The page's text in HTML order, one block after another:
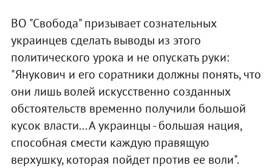
ВО "Свобода" призывает сознательных
украинцев сделать выводы из этого
политического урока и не опускать руки:
"Янукович и его соратники должны понять, что
они лишь волей искусственно созданных
обстоятельств временно получили большой
кусок власти... А украинцы - большая нация,
способная смести каждую правящую
верхушку, которая пойдет против ее воли".